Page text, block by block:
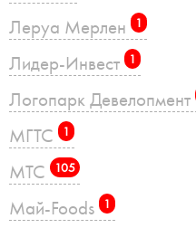
Леруа Мерлен
1
Лидер-Инвест 1
Логопарк Девелопмент
МГТС 1
МТС 105
Май-Foods 1